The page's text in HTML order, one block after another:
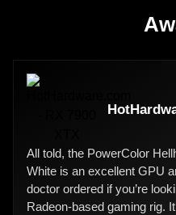
All told, the PowerColor
White is an excellent GPU
doctor ordered if you’re
Radeon-based gaming rig.